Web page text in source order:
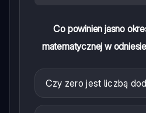
Co powinien jasno
matematycznej w
Czy zero jest liczbą